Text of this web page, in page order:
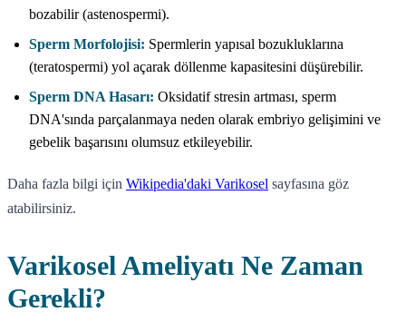
bozabilir (astenospermi).
Sperm Morfolojisi: Spermlerin yapısal bozukluklarına
(teratospermi) yol açarak döllenme kapasitesini düşürebilir.
Sperm DNA Hasarı: Oksidatif stresin artması, sperm
DNA'sında parçalanmaya neden olarak embriyo gelişimini ve
gebelik başarısını olumsuz etkileyebilir.
Daha fazla bilgi için Wikipedia'daki Varikosel sayfasına göz
atabilirsiniz.
Varikosel Ameliyatı Ne Zaman
Gerekli?